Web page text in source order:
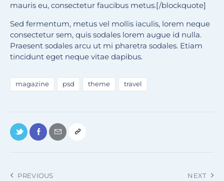
mauris eu, consectetur faucibus metus.[/blockquote]
Sed fermentum, metus vel mollis iaculis, lorem neque
consectetur sem, quis sodales lorem augue id nulla.
Praesent sodales arcu ut mi pharetra sodales. Etiam
tincidunt eget neque vitae dapibus.
magazine psd theme travel
PREVIOUS NEXT